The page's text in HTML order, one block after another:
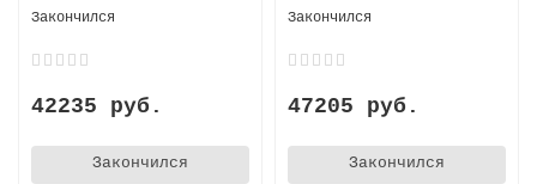
Закончился
42235 руб.
Закончился
Закончился
47205 руб.
Закончился